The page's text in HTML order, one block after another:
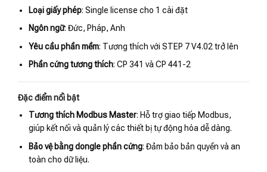
Loại giấy phép: Single license cho 1 cài đặt
Ngôn ngữ: Đức, Pháp, Anh
Yêu cầu phần mềm: Tương thích với STEP 7 V4.02 trở lên
Phần cứng tương thích: CP 341 và CP 441-2
Đặc điểm nổi bật
Tương thích Modbus Master: Hỗ trợ giao tiếp Modbus,
giúp kết nối và quản lý các thiết bị tự động hóa dễ dàng.
Bảo vệ bằng dongle phần cứng: Đảm bảo bản quyền và an
toàn cho dữ liệu.